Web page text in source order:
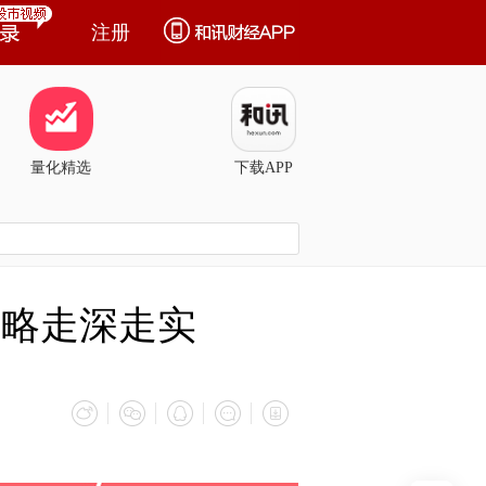
注册
量化精选 下载APP
走深走实